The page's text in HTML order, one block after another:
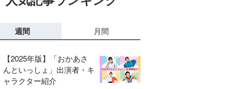
週間 月間
【2025年版】「おかあさ
んといっしょ」出演者・キ
ャラクター紹介